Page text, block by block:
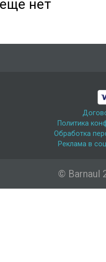
нет
Политика
Обработка
Реклама в
© Barnaul